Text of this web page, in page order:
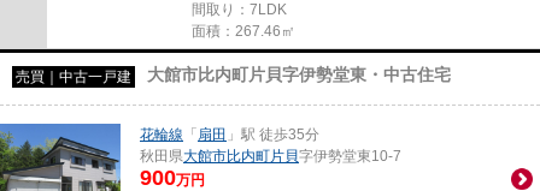
間取り：7LDK
面積：267.46㎡
売買｜中古一戸建 大館市比内町片貝字伊勢堂東・中古住宅
花輪線 「 扇田 」駅 徒歩35分
秋田県大館市比内町片貝字伊勢堂東10-7
900万円